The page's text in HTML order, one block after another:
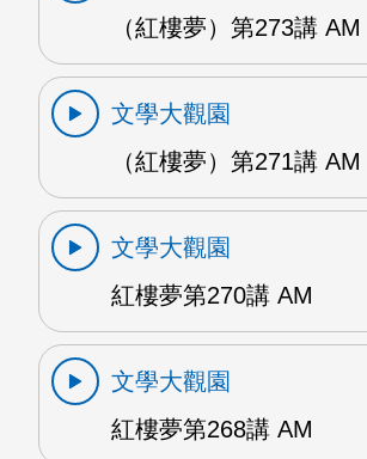
（紅樓夢）第273講 AM
文學大觀園
（紅樓夢）第271講 AM
文學大觀園
紅樓夢第270講 AM
文學大觀園
紅樓夢第268講 AM